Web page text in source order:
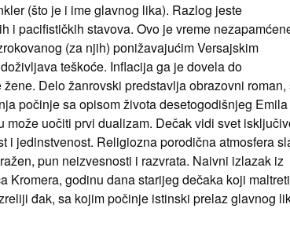
(što je i ime glavnog lika). Razlog jeste
i pacifističkih stavova. Ovo je vreme
(za njih) ponižavajućim Versajskim
teškoće. Inflacija ga je dovela do
Delo žanrovski predstavlja obrazovni roman,
počinje sa opisom života desetogodišnjeg Emila
uočiti prvi dualizam. Dečak vidi svet
i jedinstvenost. Religiozna porodična atmosfera
pun neizvesnosti i razvrata. Naivni izlazak iz
Kromera, godinu dana starijeg dečaka koji
đak, sa kojim počinje istinski prelaz glavnog